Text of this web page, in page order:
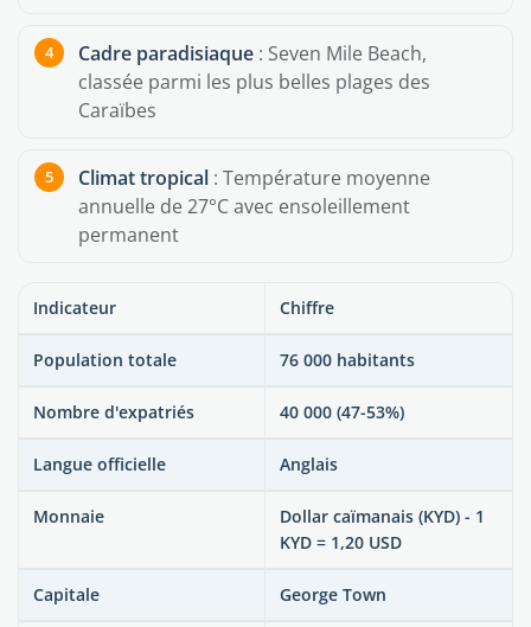
Cadre paradisiaque : Seven Mile Beach,
classée parmi les plus belles plages des
Caraïbes
Climat tropical : Température moyenne
annuelle de 27°C avec ensoleillement
permanent
Indicateur Chiffre
Population totale 76 000 habitants
Nombre d'expatriés 40 000 (47-53%)
Langue officielle Anglais
Monnaie
Dollar caïmanais (KYD) - 1
KYD = 1,20 USD
Capitale George Town